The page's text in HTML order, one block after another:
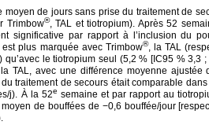
moyen de jours sans prise du traitement de
Trimbow®, TAL et tiotropium). Après 52
significative par rapport à l’inclusion du
plus marquée avec Trimbow®, la TAL
qu’avec le tiotropium seul (5,2 % [IC95 % 3,3 ;
TAL, avec une différence moyenne ajustée
traitement de secours était comparable
j). À la 52e semaine et par rapport au
de bouffées de −0,6 bouffée/jour